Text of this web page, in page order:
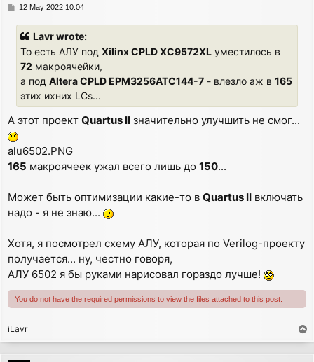
P12 May 2022 10:04
Lavr wrote:
То есть АЛУ под Xilinx CPLD XC9572XL уместилось в
72 макроячейки,
а под Altera CPLD EPM3256ATC144-7 - влезло аж в 165
этих ихних LCs...
А этот проект Quartus II значительно улучшить не смог...
alu6502.PNG
165 макроячеек ужал всего лишь до 150...
Может быть оптимизации какие-то в Quartus II включать
надо - я не знаю...
Хотя, я посмотрел схему АЛУ, которая по Verilog-проекту
получается... ну, честно говоря,
АЛУ 6502 я бы руками нарисовал гораздо лучше!
You do not have the required permissions to view the files attached to this post.
iLavr
o
p